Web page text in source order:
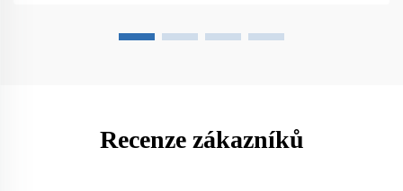
Recenze zákazníků